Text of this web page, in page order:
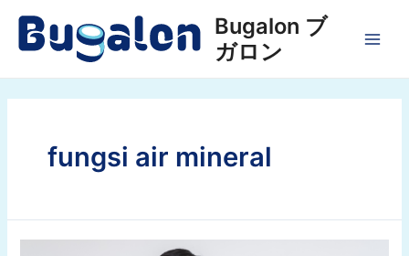
konten
Bugalon ブ
ガロン
fungsi air mineral